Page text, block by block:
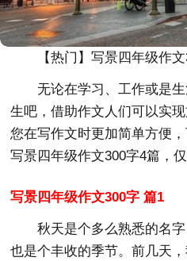
【热门】写景四年级作
无论在学习、工作或是
生吧，借助作文人们可以实
您在写作文时更加简单方便
写景四年级作文300字4篇，
写景四年级作文300字 篇1
秋天是个多么熟悉的名
也是个丰收的季节。前几天